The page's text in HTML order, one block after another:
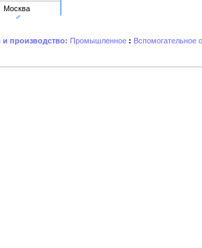
Москва
и производство: Промышленное : Вспомогательное